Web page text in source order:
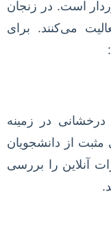
است. در زنجان
می‌کنند. برای
در زمینه
مثبت از دانشجویان
آنلاین را بررسی